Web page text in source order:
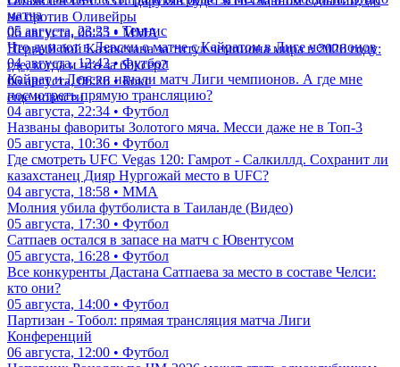
не против Оливейры
06 августа, 06:55 • ММА
Первый бой Казахстана за титул чемпиона мира в 2026 году:
где, когда и что за боксер?
06 августа, 06:26 • Бокс
еще новости
матча
05 августа, 23:23 • Теннис
Что думают в Левски о матче с Кайратом в Лиге чемпионов
04 августа, 12:42 • Футбол
Кайрат и Левски начали матч Лиги чемпионов. А где мне
посмотреть прямую трансляцию?
04 августа, 22:34 • Футбол
Названы фавориты Золотого мяча. Месси даже не в Топ-3
05 августа, 10:36 • Футбол
Где смотреть UFC Vegas 120: Гамрот - Салкиллд. Сохранит ли
казахстанец Дияр Нургожай место в UFC?
04 августа, 18:58 • ММА
Молния убила футболиста в Таиланде (Видео)
05 августа, 17:30 • Футбол
Сатпаев остался в запасе на матч с Ювентусом
05 августа, 16:28 • Футбол
Все конкуренты Дастана Сатпаева за место в составе Челси:
кто они?
05 августа, 14:00 • Футбол
Партизан - Тобол: прямая трансляция матча Лиги
Конференций
06 августа, 12:00 • Футбол